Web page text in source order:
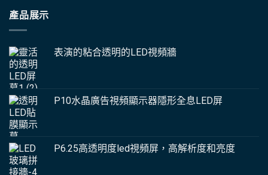
產品展示
表演的粘合透明的LED視頻牆
P10水晶廣告視頻顯示器隱形全息LED屏
P6.25高透明度led視頻屏，高解析度和亮度